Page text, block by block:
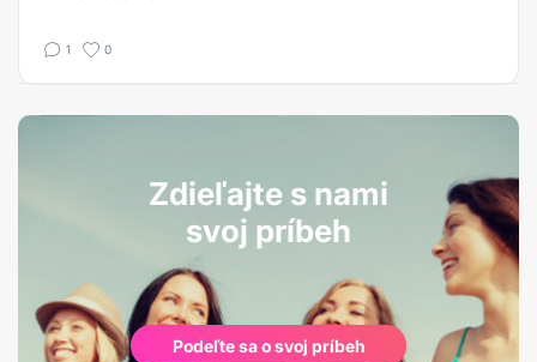
1 0
Zdieľajte s nami
svoj príbeh
Podeľte sa o svoj príbeh